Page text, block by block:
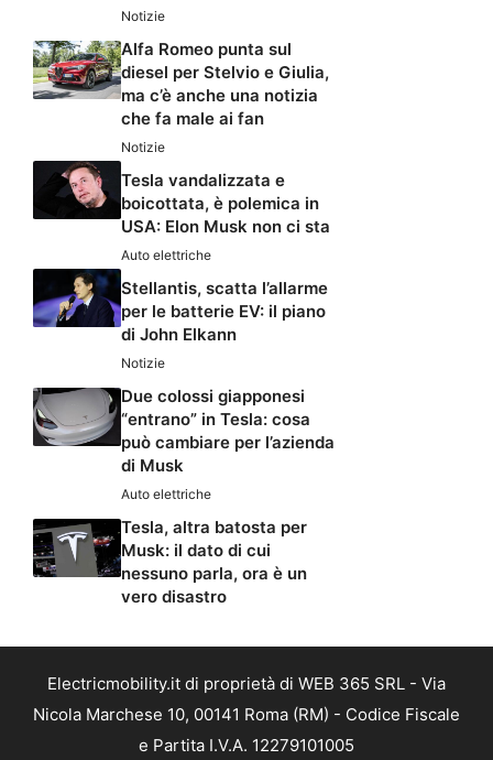
Notizie
Alfa Romeo punta sul
diesel per Stelvio e Giulia,
ma c’è anche una notizia
che fa male ai fan
Notizie
Tesla vandalizzata e
boicottata, è polemica in
USA: Elon Musk non ci sta
Auto elettriche
Stellantis, scatta l’allarme
per le batterie EV: il piano
di John Elkann
Notizie
Due colossi giapponesi
“entrano” in Tesla: cosa
può cambiare per l’azienda
di Musk
Auto elettriche
Tesla, altra batosta per
Musk: il dato di cui
nessuno parla, ora è un
vero disastro
Electricmobility.it di proprietà di WEB 365 SRL - Via
Nicola Marchese 10, 00141 Roma (RM) - Codice Fiscale
e Partita I.V.A. 12279101005